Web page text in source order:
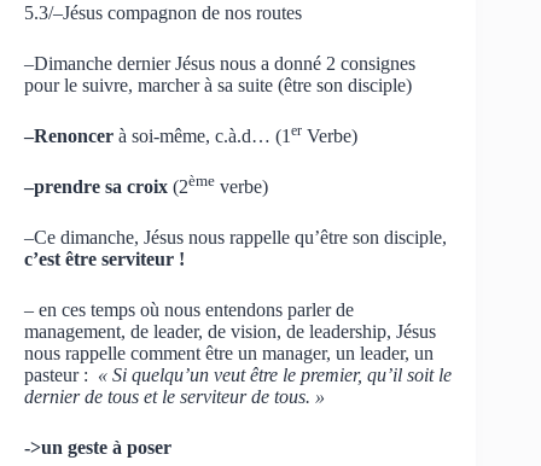
5.3/–Jésus compagnon de nos routes
–Dimanche dernier Jésus nous a donné 2 consignes
pour le suivre, marcher à sa suite (être son disciple)
–Renoncer à soi-même, c.à.d… (1 er Verbe)
–prendre sa croix (2ème verbe)
–Ce dimanche, Jésus nous rappelle qu’être son disciple,
c’est être serviteur !
– en ces temps où nous entendons parler de
management, de leader, de vision, de leadership, Jésus
nous rappelle comment être un manager, un leader, un
pasteur : « Si quelqu’un veut être le premier, qu’il soit le
dernier de tous et le serviteur de tous. »
->un geste à poser